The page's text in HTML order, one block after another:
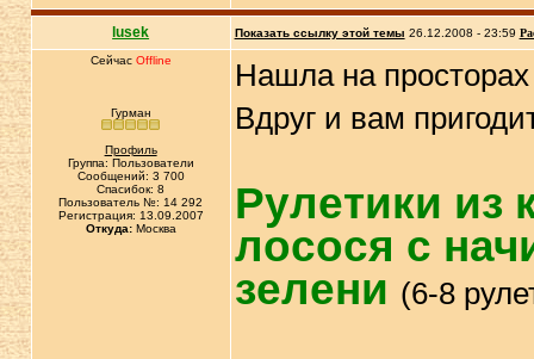
lusek Показать ссылку этой темы 26.12.2008 - 23:59
Сейчас Offline
Гурман
Профиль
Группа: Пользователи
Сообщений: 3 700
Спасибок: 8
Пользователь №: 14 292
Регистрация: 13.09.2007
Откуда:Москва
Нашла на
Вдруг и вам
Рулетики из
лосося с
зелени (6-8